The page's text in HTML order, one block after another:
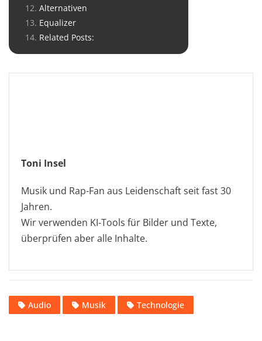
Alternativen
Equalizer
Related Posts:
Toni Insel
Musik und Rap-Fan aus Leidenschaft seit fast 30
Jahren.
Wir verwenden KI-Tools für Bilder und Texte,
überprüfen aber alle Inhalte.
Audio Musik Technologie